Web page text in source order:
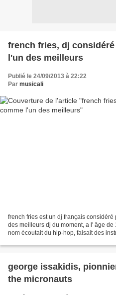
french fries, dj
l'un des meilleurs
Publié le 24/09/2013 à 22:22
Par musicali
french fries est un dj français
des meilleurs dj du moment, a l' âge
nom écoutait du hip-hop, faisait des
george issakidis,
the micronauts